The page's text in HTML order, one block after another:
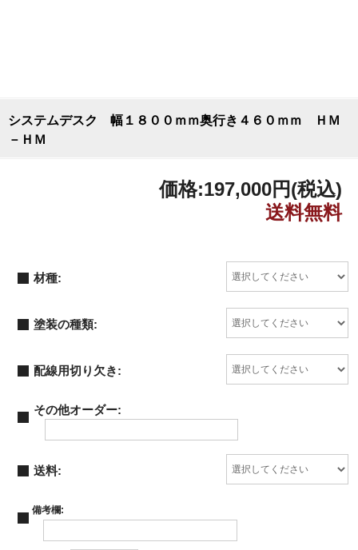
システムデスク 幅１８００ｍｍ奥行き４６０ｍｍ ＨＭ
－ＨＭ
価格:197,000円(税込)
材種:
塗装の種類:
配線用切り欠き:
その他オーダー:
送料:
備考欄: